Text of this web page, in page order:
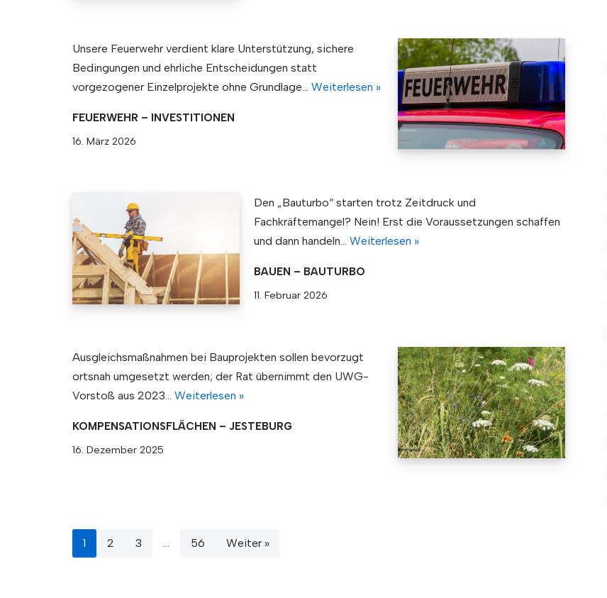
Unsere Feuerwehr verdient klare Unterstützung, sichere
Bedingungen und ehrliche Entscheidungen statt
vorgezogener Einzelprojekte ohne Grundlage… Weiterlesen »
FEUERWEHR – INVESTITIONEN
16. März 2026
Den „Bauturbo“ starten trotz Zeitdruck und
Fachkräftemangel? Nein! Erst die Voraussetzungen schaffen
und dann handeln…Weiterlesen »
BAUEN – BAUTURBO
11. Februar 2026
Ausgleichsmaßnahmen bei Bauprojekten sollen bevorzugt
ortsnah umgesetzt werden; der Rat übernimmt den UWG-
Vorstoß aus 2023… Weiterlesen »
KOMPENSATIONSFLÄCHEN – JESTEBURG
16. Dezember 2025
1 2 3 … 56 Weiter »